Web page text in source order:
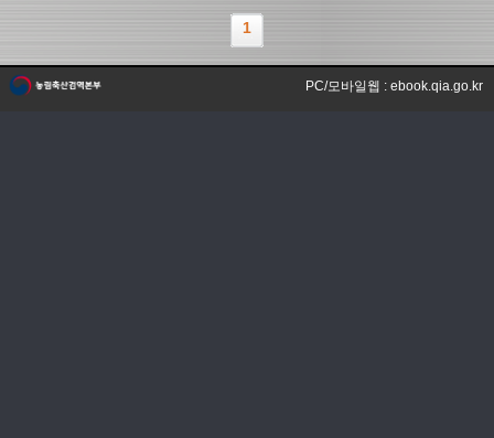
1
PC/모바일웹 : ebook.qia.go.kr